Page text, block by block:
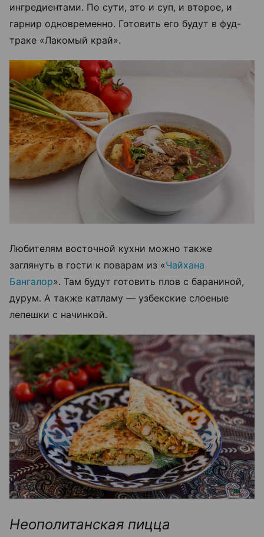
ингредиентами. По сути, это и суп, и второе, и
гарнир одновременно. Готовить его будут в фуд-
траке «Лакомый край».
Любителям восточной кухни можно также
заглянуть в гости к поварам из «Чайхана
Бангалор». Там будут готовить плов с бараниной,
дурум. А также катламу — узбекские слоеные
лепешки с начинкой.
Неополитанская пицца